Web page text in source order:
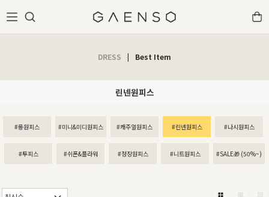
DRESS | Best Item
린넨원피스
#롱원피스 #미니&미디원피스 #캐주얼원피스 #린넨원피스 #나시원피스
#투피스 #쉬폰&플라워 #정장원피스 #니트원피스 #SALE🎁 (50%~)